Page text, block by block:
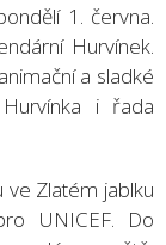
1. června.
Hurvínek.
a sladké
i řada
ve Zlatém jablku
UNICEF. Do